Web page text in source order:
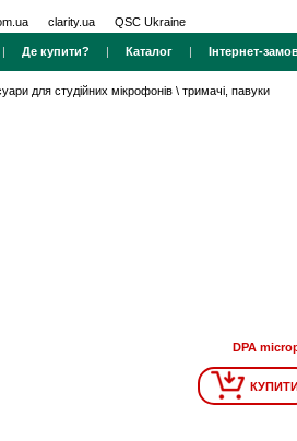
clarity.ua QSC Ukraine
Де купити? | Каталог | Інтернет-
для студійних мікрофонів \ тримачі, павуки
DPA